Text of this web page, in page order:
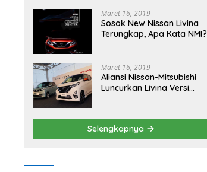
Maret 16, 2019
Sosok New Nissan Livina
Terungkap, Apa Kata NMI?
Maret 16, 2019
Aliansi Nissan-Mitsubishi
Luncurkan Livina Versi
Selengkapnya